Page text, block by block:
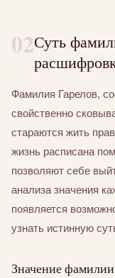
02Суть
Фамилия Гарелов,
свойственно
стараются жить
жизнь расписана
позволяют себе
анализа значения
появляется
узнать истинную
Значение